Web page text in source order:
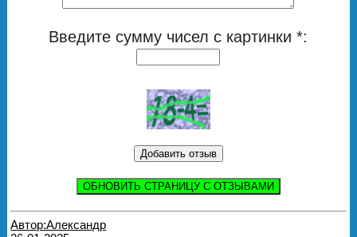
Введите сумму чисел с картинки *:
ОБНОВИТЬ СТРАНИЦУ С ОТЗЫВАМИ
Автор:Александр